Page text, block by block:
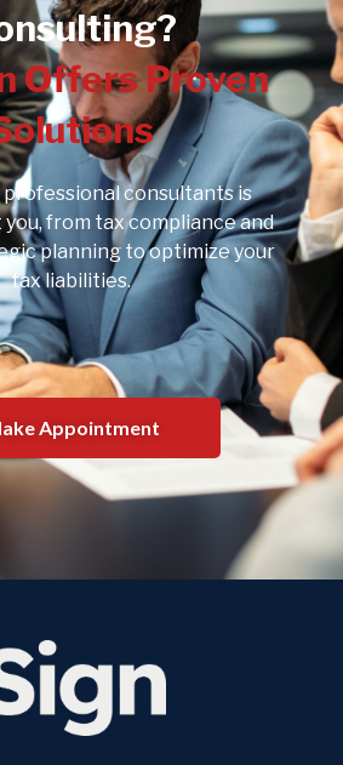
Offers Proven
professional consultants is
from tax compliance and
planning to optimize your
tax liabilities.
Appointment